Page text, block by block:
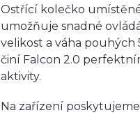
Ostřící kolečko
umožňuje snadné
velikost a váha
činí Falcon 2.0
aktivity.
Na zařízení